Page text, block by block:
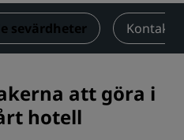
sevärdheter Kontakt
att göra i
hotell